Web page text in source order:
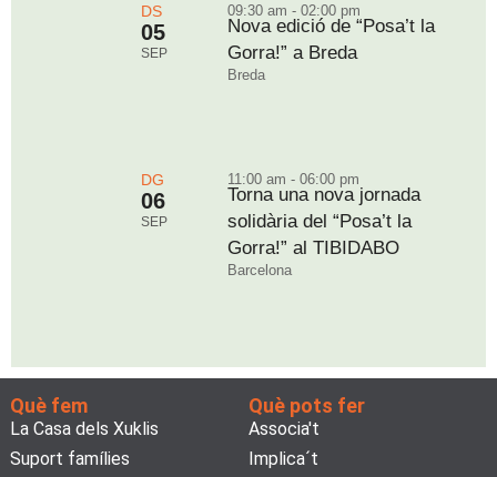
DS
05
SEP
09:30 am - 02:00 pm
Nova edició de “Posa’t la
Gorra!” a Breda
Breda
DG
06
SEP
11:00 am - 06:00 pm
Torna una nova jornada
solidària del “Posa’t la
Gorra!” al TIBIDABO
Barcelona
Què fem
La Casa dels Xuklis
Suport famílies
Què pots fer
Associa't
Implica´t